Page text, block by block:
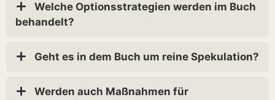
Welche Optionsstrategien werden im Buch
behandelt?
Geht es in dem Buch um reine Spekulation?
Werden auch Maßnahmen für